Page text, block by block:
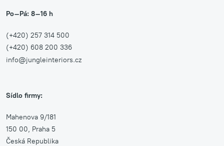
Po–Pá: 8–16 h
(+420) 257 314 500
(+420) 608 200 336
info@jungleinteriors.cz
Sídlo firmy:
Mahenova 9/181
150 00, Praha 5
Česká Republika